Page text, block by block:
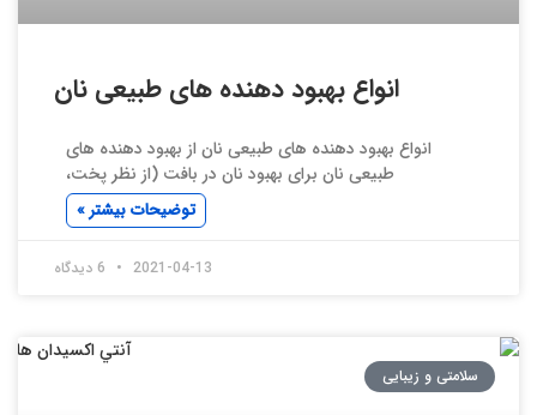
انواع بهبود دهنده های طبیعی نان
انواع بهبود دهنده های طبیعی نان از بهبود دهنده های
طبیعی نان برای بهبود نان در بافت (از نظر پخت،
توضیحات بیشتر »
2021-04-13
سلامتی و زیبایی